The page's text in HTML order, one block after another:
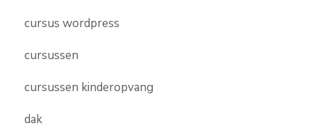
cursus wordpress
cursussen
cursussen kinderopvang
dak